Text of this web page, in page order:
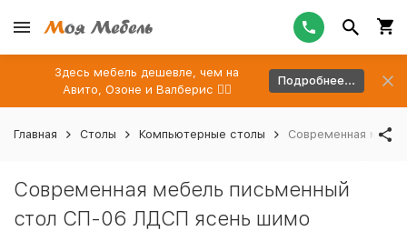
Здесь мебель дешевле, чем на
Авито, Озоне и Валберис 👉🏻
Подробнее...
Главная Столы Компьютерные столы Современная
Современная мебель письменный
стол СП-06 ЛДСП ясень шимо